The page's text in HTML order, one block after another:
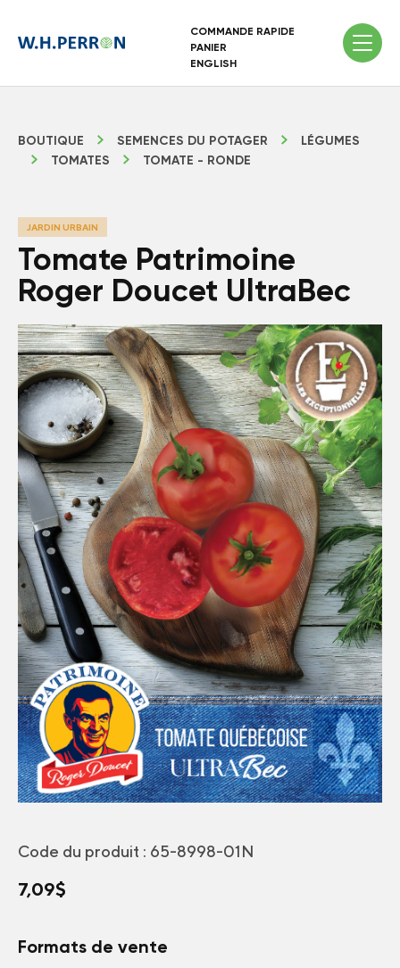
COMMANDE RAPIDE
PANIER
ENGLISH
BOUTIQUE SEMENCES DU POTAGER
LÉGUMES
TOMATES
TOMATE - RONDE
JARDIN URBAIN
Tomate Patrimoine
Roger Doucet UltraBec
Code du produit : 65-8998-01N
7,09$
Formats de vente